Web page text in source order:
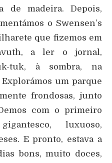
de madeira. Depois,
o Swensen’s
que fizemos em
a ler o jornal,
tuk, à sombra, na
um parque
frondosas, junto
com o primeiro
luxuoso,
E pronto, estava a
bons, muito doces,